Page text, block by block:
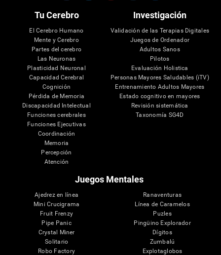
Tu Cerebro
El Cerebro Humano
Mente y Cerebro
Partes del cerebro
Las Neuronas
Plasticidad Neuronal
Capacidad Cerebral
Cognición
Pérdida de Memoria
Discapacidad Intelectual
Funciones cerebrales
Funciones Ejecutivas
Coordinación
Memoria
Percepción
Atención
Investigación
Validación de las Terapias Digitales
Juegos de Ordenador
Adultos Sanos
Pilotos
Evaluación Holistica
Personas Mayores Saludables (iTV)
Entrenamiento Adultos Mayores
Estado cognitivo en mayores
Revisión sistemática
Taxonomía SG4D
Juegos Mentales
Ajedrez en línea
Mini Crucigrama
Fruit Frenzy
Pipe Panic
Crystal Miner
Solitario
Robo Factory
Ranaventuras
Línea de Caramelos
Puzles
Pingüino Explorador
Dígitos
Zumbalú
Explotaglobos